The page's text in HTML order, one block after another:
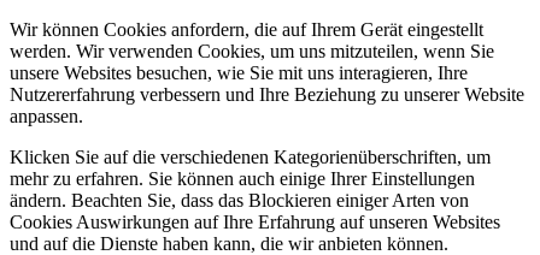
Wir können Cookies anfordern, die auf Ihrem Gerät eingestellt
werden. Wir verwenden Cookies, um uns mitzuteilen, wenn Sie
unsere Websites besuchen, wie Sie mit uns interagieren, Ihre
Nutzererfahrung verbessern und Ihre Beziehung zu unserer Website
anpassen.
Klicken Sie auf die verschiedenen Kategorienüberschriften, um
mehr zu erfahren. Sie können auch einige Ihrer Einstellungen
ändern. Beachten Sie, dass das Blockieren einiger Arten von
Cookies Auswirkungen auf Ihre Erfahrung auf unseren Websites
und auf die Dienste haben kann, die wir anbieten können.